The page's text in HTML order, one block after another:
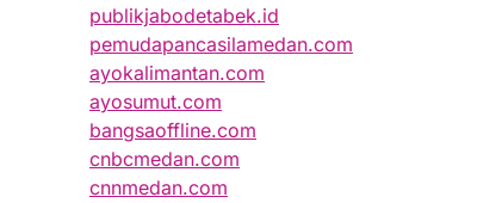
publikjabodetabek.id
pemudapancasilamedan.com
ayokalimantan.com
ayosumut.com
bangsaoffline.com
cnbcmedan.com
cnnmedan.com